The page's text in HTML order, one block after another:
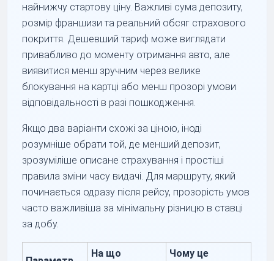
найнижчу стартову ціну. Важливі сума депозиту,
розмір франшизи та реальний обсяг страхового
покриття. Дешевший тариф може виглядати
привабливо до моменту отримання авто, але
виявитися менш зручним через велике
блокування на картці або менш прозорі умови
відповідальності в разі пошкодження.
Якщо два варіанти схожі за ціною, іноді
розумніше обрати той, де менший депозит,
зрозуміліше описане страхування і простіші
правила зміни часу видачі. Для маршруту, який
починається одразу після рейсу, прозорість умов
часто важливіша за мінімальну різницю в ставці
за добу.
На що
Чому це